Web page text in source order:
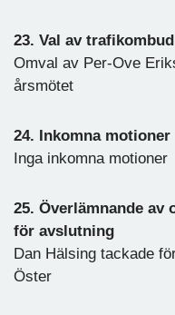
23. Val av trafikombud
Omval av Per-Ove
årsmötet
24. Inkomna motioner
Inga inkomna motioner
25. Överlämnande
för avslutning
Dan Hälsing tackade
Öster